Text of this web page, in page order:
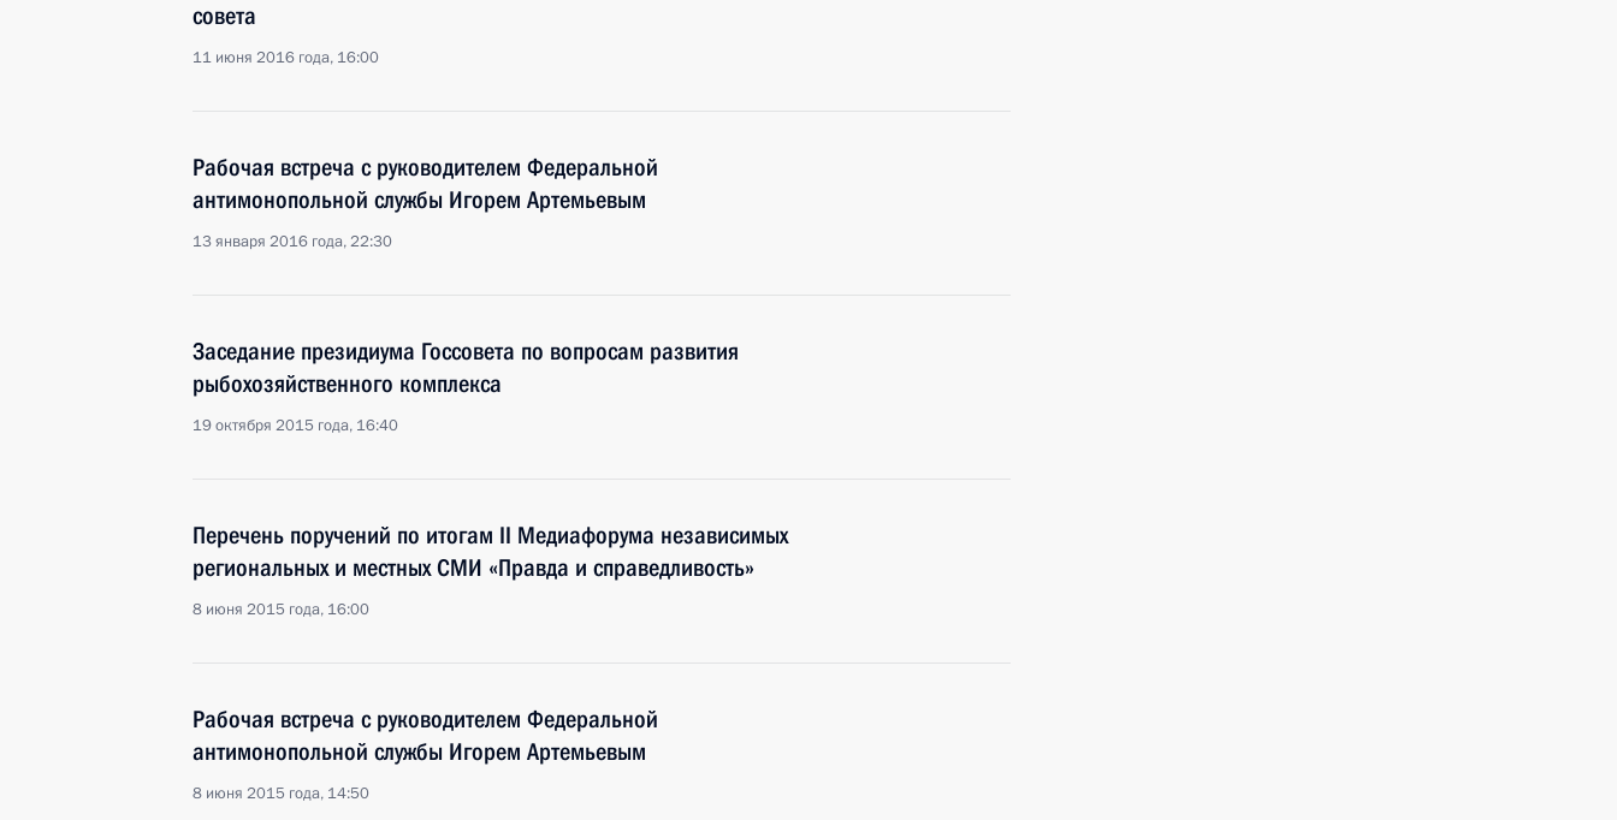
совета
11 июня 2016 года, 16:00
Рабочая встреча с руководителем Федеральной
антимонопольной службы Игорем Артемьевым
13 января 2016 года, 22:30
Заседание президиума Госсовета по вопросам развития
рыбохозяйственного комплекса
19 октября 2015 года, 16:40
Перечень поручений по итогам II Медиафорума независимых
региональных и местных СМИ «Правда и справедливость»
8 июня 2015 года, 16:00
Рабочая встреча с руководителем Федеральной
антимонопольной службы Игорем Артемьевым
8 июня 2015 года, 14:50